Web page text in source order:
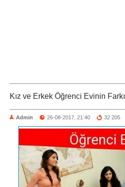
Kız ve Erkek Öğrenci Evinin Farkı
Admin 26-08-2017, 21:40 32 205